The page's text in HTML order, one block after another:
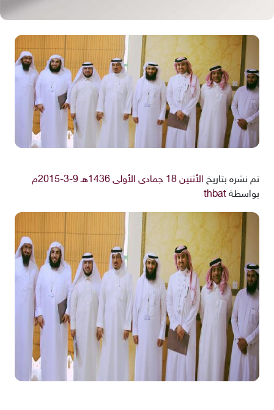
تم نشره بتاريخ الأثنين 18 جمادى الأولى 1436هـ 9-3-2015م
بواسطة thbat